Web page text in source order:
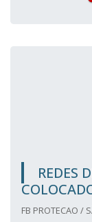
REDES
FB PROTECAO /